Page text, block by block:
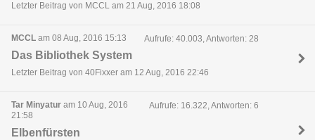
Letzter Beitrag von MCCL am 21 Aug, 2016 18:08
MCCL am 08 Aug, 2016 15:13 Aufrufe: 40.003, Antworten: 28
Das Bibliothek System
Letzter Beitrag von 40Fixxer am 12 Aug, 2016 22:46
Tar Minyatur am 10 Aug, 2016
21:58
Aufrufe: 16.322, Antworten: 6
Elbenfürsten